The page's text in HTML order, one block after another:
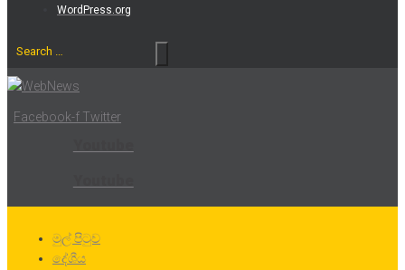
WordPress.org
Search
Facebook-f Twitter
මුල් පිටුව
දේශීය